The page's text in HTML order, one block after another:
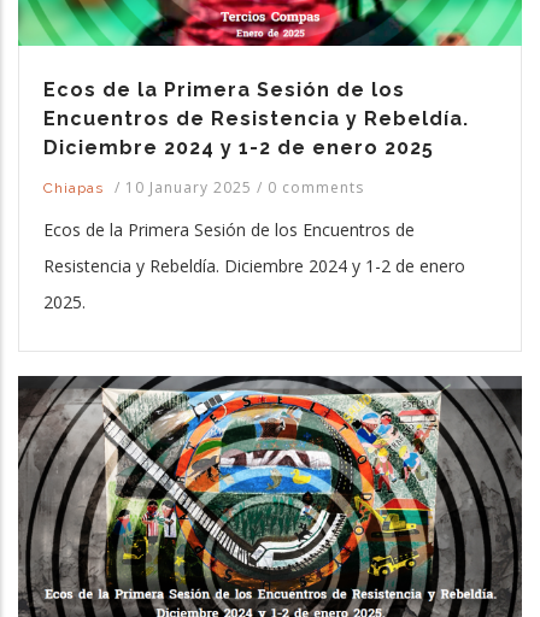
Ecos de la Primera Sesión de los
Encuentros de Resistencia y Rebeldía.
Diciembre 2024 y 1-2 de enero 2025
Chiapas / 10 January 2025 / 0 comments
Ecos de la Primera Sesión de los Encuentros de
Resistencia y Rebeldía. Diciembre 2024 y 1-2 de enero
2025.